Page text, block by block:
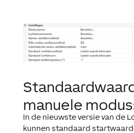
manuele
In de nieuwste versie van de
kunnen standaard